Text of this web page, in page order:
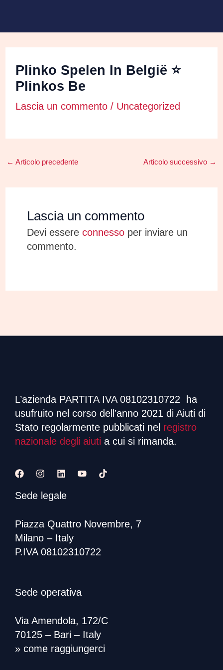
contenuto
Plinko Spelen In België ⭐
Plinkos Be
Lascia un commento / Uncategorized
← Articolo precedente Articolo successivo →
Lascia un commento
Devi essere connessoper inviare un
commento.
L’azienda PARTITA IVA 08102310722 ha
usufruito nel corso dell’anno 2021 di Aiuti di
Stato regolarmente pubblicati nel registro
nazionale degli aiuti a cui si rimanda.
Sede legale
Piazza Quattro Novembre, 7
Milano – Italy
P.IVA 08102310722
Sede operativa
Via Amendola, 172/C
70125 – Bari – Italy
» come raggiungerci